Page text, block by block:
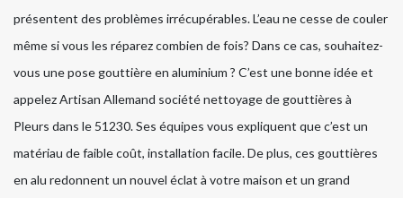
présentent des problèmes irrécupérables. L’eau ne cesse de couler
même si vous les réparez combien de fois? Dans ce cas, souhaitez-
vous une pose gouttière en aluminium ? C’est une bonne idée et
appelez Artisan Allemand société nettoyage de gouttières à
Pleurs dans le 51230. Ses équipes vous expliquent que c’est un
matériau de faible coût, installation facile. De plus, ces gouttières
en alu redonnent un nouvel éclat à votre maison et un grand